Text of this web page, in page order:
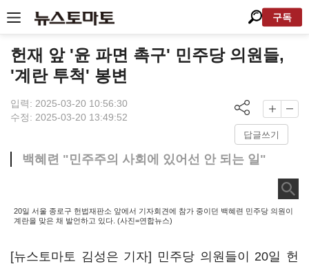
구독
헌재 앞 '윤 파면 촉구' 민주당 의원들,
'계란 투척' 봉변
입력: 2025-03-20 10:56:30
수정: 2025-03-20 13:49:52
답글쓰기
백혜련 "민주주의 사회에 있어선 안 되는 일"
20일 서울 종로구 헌법재판소 앞에서 기자회견에 참가 중이던 백혜련 민주당 의원이
계란을 맞은 채 발언하고 있다. (사진=연합뉴스)
[뉴스토마토 김성은 기자] 민주당 의원들이 20일 헌